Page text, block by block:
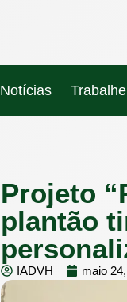
Notícias
Projeto
plantão
IADVH maio